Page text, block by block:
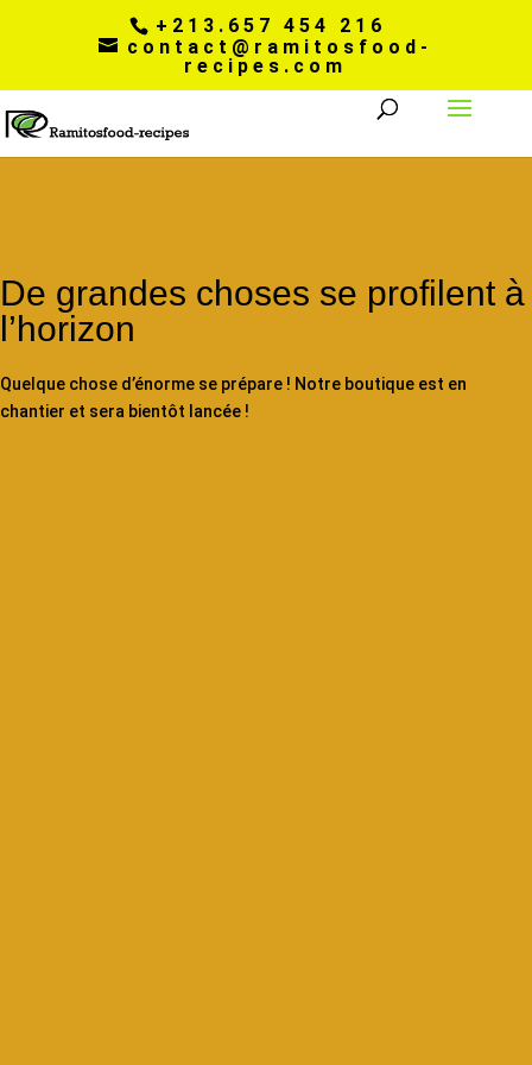
+213.657 454 216
contact@ramitosfood-
recipes.com
De grandes choses se profilent à
l’horizon
Quelque chose d’énorme se prépare ! Notre boutique est en
chantier et sera bientôt lancée !